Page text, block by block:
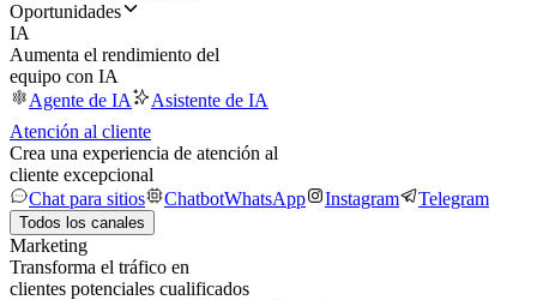
Oportunidades
IA
Aumenta el rendimiento del
equipo con IA
Agente de IA
Asistente de IA
Atención al cliente
Crea una experiencia de atención al
cliente excepcional
Chat para sitios
ChatbotWhatsApp Instagram Telegram
Todos los canales
Marketing
Transforma el tráfico en
clientes potenciales cualificados